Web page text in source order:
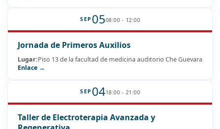
SEP 0508:00 - 12:00
Jornada de Primeros Auxilios
Lugar:Piso 13 de la facultad de medicina auditorio Che Guevara
Enlace →
SEP 0418:00 - 21:00
Taller de Electroterapia Avanzada y